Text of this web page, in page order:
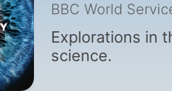
BBC World
Explorations in
science.